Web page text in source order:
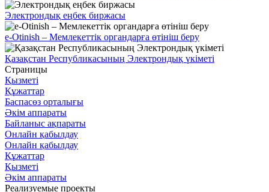
Электрондық еңбек биржасы
e-Otinish – Мемлекеттік органдарға өтініш беру
Қазақстан Республикасының Электрондық үкіметі
Страницы
Қызметі
Құжаттар
Баспасөз орталығы
Әкім аппараты
Байланыс ақпараты
Онлайн қабылдау
Онлайн қабылдау
Құжаттар
Қызметі
Әкім аппараты
Реализуемые проекты